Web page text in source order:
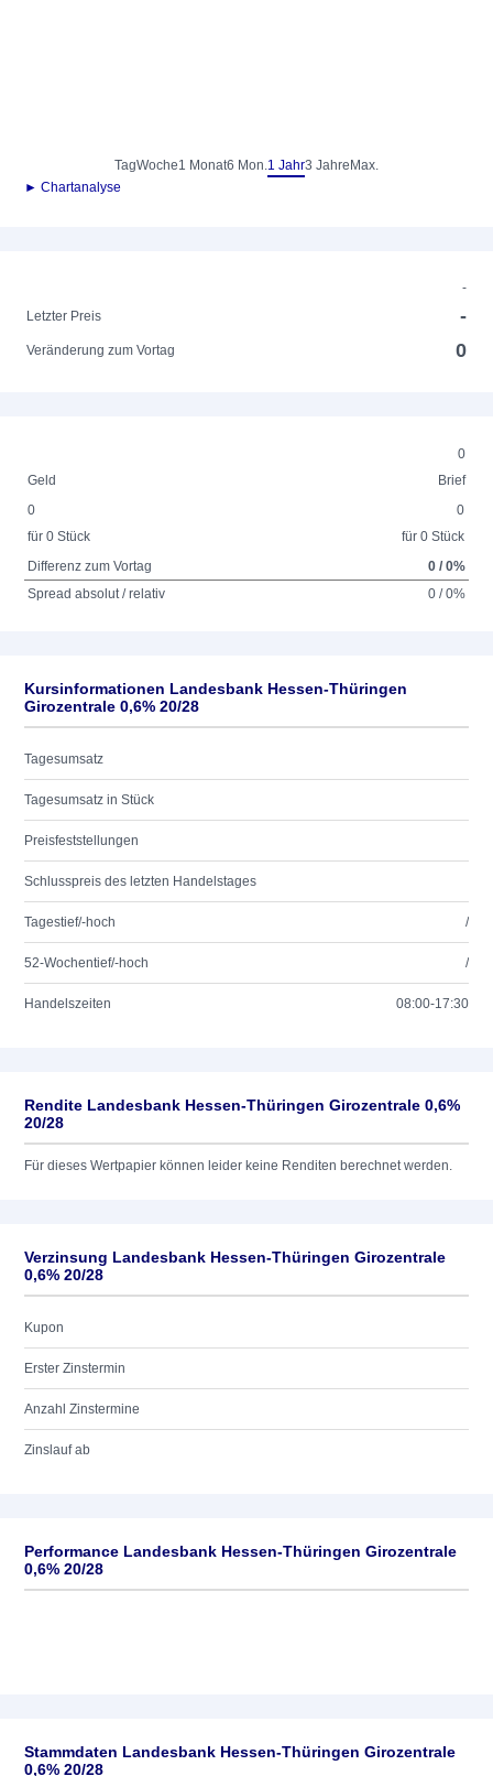
TagWoche1 Monat6 Mon.1 Jahr3 Jahre Max.
► Chartanalyse
-
Letzter Preis
-
Veränderung zum Vortag 0
0
Geld
Brief
0
für 0 Stück
0
für 0 Stück
Differenz zum Vortag
0 / 0%
Spread absolut / relativ
0 / 0%
Kursinformationen Landesbank Hessen-Thüringen
Girozentrale 0,6% 20/28
Tagesumsatz
Tagesumsatz in Stück
Preisfeststellungen
Schlusspreis des letzten Handelstages
Tagestief/-hoch /
52-Wochentief/-hoch /
Handelszeiten 08:00-17:30
Rendite Landesbank Hessen-Thüringen Girozentrale 0,6%
20/28
Für dieses Wertpapier können leider keine Renditen berechnet werden.
Verzinsung Landesbank Hessen-Thüringen Girozentrale
0,6% 20/28
Kupon
Erster Zinstermin
Anzahl Zinstermine
Zinslauf ab
Performance Landesbank Hessen-Thüringen Girozentrale
0,6% 20/28
Stammdaten Landesbank Hessen-Thüringen Girozentrale
0,6% 20/28